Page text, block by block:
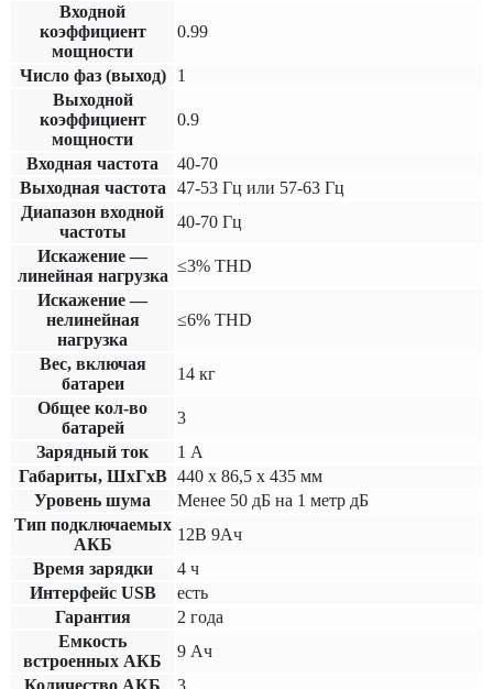
Входной
коэффициент
мощности
0.99
Число фаз (выход)
1
Выходной
коэффициент
мощности
0.9
Входная частота
40-70
Выходная частота
47-53 Гц или 57-63 Гц
Диапазон входной
частоты
40-70 Гц
Искажение —
линейная нагрузка
≤3% THD
Искажение —
нелинейная
нагрузка
≤6% THD
Вес, включая
батареи
14 кг
Общее кол-во
батарей
3
Зарядный ток
1 А
Габариты, ШхГхВ 440 х 86,5 х 435 мм
Уровень шума
Менее 50 дБ на 1 метр дБ
Тип подключаемых
АКБ
12В 9Ач
Время зарядки
4 ч
Интерфейс USB
есть
Гарантия
2 года
Емкость
встроенных АКБ
9 Ач
Количество АКБ
3